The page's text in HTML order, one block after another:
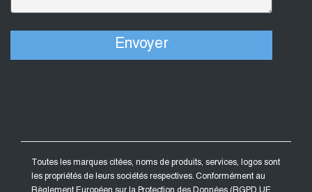
Toutes les marques citées, noms de produits, services, logos sont
les propriétés de leurs sociétés respectives. Conformément au